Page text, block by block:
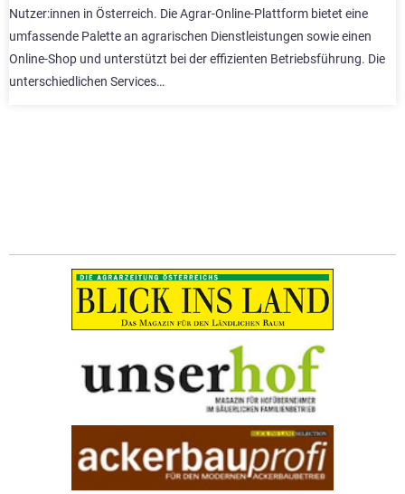
Nutzer:innen in Österreich. Die Agrar-Online-Plattform bietet eine
umfassende Palette an agrarischen Dienstleistungen sowie einen
Online-Shop und unterstützt bei der effizienten Betriebsführung. Die
unterschiedlichen Services…